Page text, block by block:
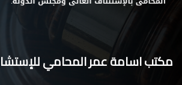
مكتب اسامة عمر المحامي